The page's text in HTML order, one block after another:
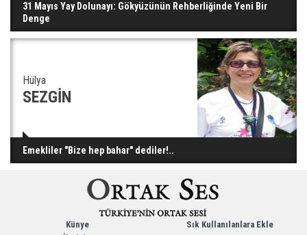
31 Mayıs Yay Dolunayı: Gökyüzünün Rehberliğinde Yeni Bir
Denge
Hülya
SEZGİN
Emekliler "Bize hep bahar" dediler!..
Künye
Sık Kullanılanlara Ekle